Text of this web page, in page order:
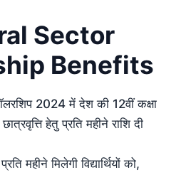
Sector
Benefits
2024 में देश की 12वीं कक्षा
छात्रवृत्ति हेतु प्रति महीने राशि दी
महीने मिलेगी विद्यार्थियों को,